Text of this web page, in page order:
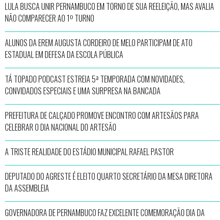
LULA BUSCA UNIR PERNAMBUCO EM TORNO DE SUA REELEIÇÃO, MAS AVALIA
NÃO COMPARECER AO 1º TURNO
ALUNOS DA EREM AUGUSTA CORDEIRO DE MELO PARTICIPAM DE ATO
ESTADUAL EM DEFESA DA ESCOLA PÚBLICA
TÁ TOPADO PODCAST ESTREIA 5ª TEMPORADA COM NOVIDADES,
CONVIDADOS ESPECIAIS E UMA SURPRESA NA BANCADA
PREFEITURA DE CALÇADO PROMOVE ENCONTRO COM ARTESÃOS PARA
CELEBRAR O DIA NACIONAL DO ARTESÃO
A TRISTE REALIDADE DO ESTÁDIO MUNICIPAL RAFAEL PASTOR
DEPUTADO DO AGRESTE É ELEITO QUARTO SECRETÁRIO DA MESA DIRETORA
DA ASSEMBLEIA
GOVERNADORA DE PERNAMBUCO FAZ EXCELENTE COMEMORAÇÃO DIA DA